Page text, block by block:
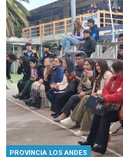
PROVINCIA LOS ANDES